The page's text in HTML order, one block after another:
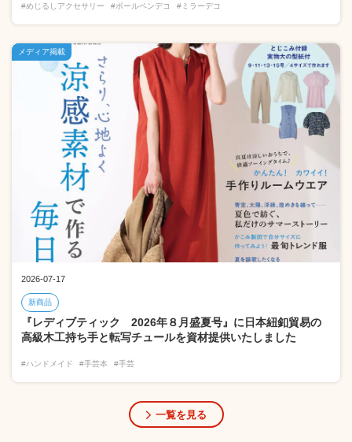
#めじるしアクセサリー #ボールペンデコ #ミラーデコ
2026-07-17
新商品
『レディブティック 2026年８月盛夏号』に日本紐釦貿易の
高級木工持ち手と転写チュールを資材提供いたしました
#ハンドメイド #手芸本 #手芸
メディア掲載
一覧を見る